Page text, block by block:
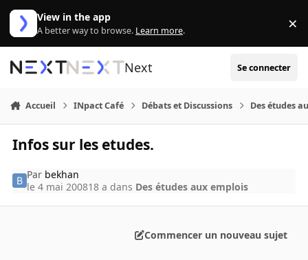
Aller au contenu
View in the app
A better way to browse. Learn more. ×
Next Se connecter
Accueil INpact Café Débats et Discussions Des études
Infos sur les etudes.
Par bekhan
le 4 mai 200818 a dans Des études aux emplois
Commencer un nouveau sujet